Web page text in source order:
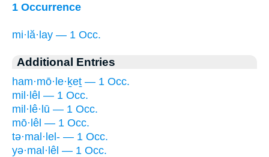
1 Occurrence
mi·lă·lay — 1 Occ.
Additional Entries
ham·mō·le·ḵeṯ — 1 Occ.
mil·lêl — 1 Occ.
mil·lê·lū — 1 Occ.
mō·lêl — 1 Occ.
tə·mal·lel- — 1 Occ.
yə·mal·lêl — 1 Occ.